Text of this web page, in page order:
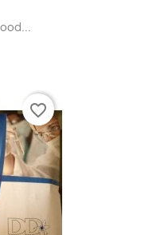
favorite_border